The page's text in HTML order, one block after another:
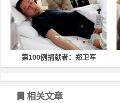
第100例捐献者：郑卫军
相关文章